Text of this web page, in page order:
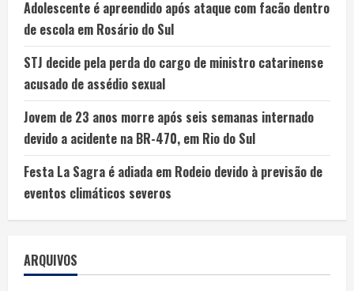
Adolescente é apreendido após ataque com facão dentro
de escola em Rosário do Sul
STJ decide pela perda do cargo de ministro catarinense
acusado de assédio sexual
Jovem de 23 anos morre após seis semanas internado
devido a acidente na BR-470, em Rio do Sul
Festa La Sagra é adiada em Rodeio devido à previsão de
eventos climáticos severos
ARQUIVOS